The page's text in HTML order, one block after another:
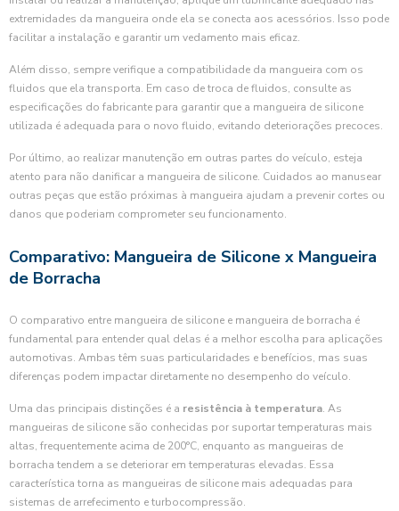
extremidades da mangueira onde ela se conecta aos acessórios. Isso pode
facilitar a instalação e garantir um vedamento mais eficaz.
Além disso, sempre verifique a compatibilidade da mangueira com os
fluidos que ela transporta. Em caso de troca de fluidos, consulte as
especificações do fabricante para garantir que a mangueira de silicone
utilizada é adequada para o novo fluido, evitando deteriorações precoces.
Por último, ao realizar manutenção em outras partes do veículo, esteja
atento para não danificar a mangueira de silicone. Cuidados ao manusear
outras peças que estão próximas à mangueira ajudam a prevenir cortes ou
danos que poderiam comprometer seu funcionamento.
Comparativo: Mangueira de Silicone x Mangueira
de Borracha
O comparativo entre mangueira de silicone e mangueira de borracha é
fundamental para entender qual delas é a melhor escolha para aplicações
automotivas. Ambas têm suas particularidades e benefícios, mas suas
diferenças podem impactar diretamente no desempenho do veículo.
Uma das principais distinções é a resistência à temperatura. As
mangueiras de silicone são conhecidas por suportar temperaturas mais
altas, frequentemente acima de 200°C, enquanto as mangueiras de
borracha tendem a se deteriorar em temperaturas elevadas. Essa
característica torna as mangueiras de silicone mais adequadas para
sistemas de arrefecimento e turbocompressão.